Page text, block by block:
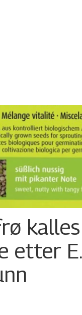
kalles
etter E.